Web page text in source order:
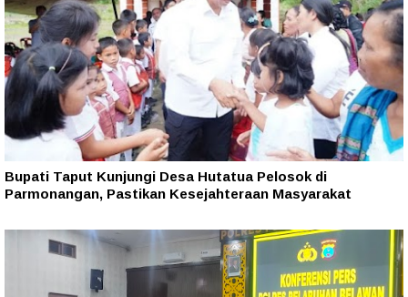
Bupati Taput Kunjungi Desa Hutatua Pelosok di
Parmonangan, Pastikan Kesejahteraan Masyarakat